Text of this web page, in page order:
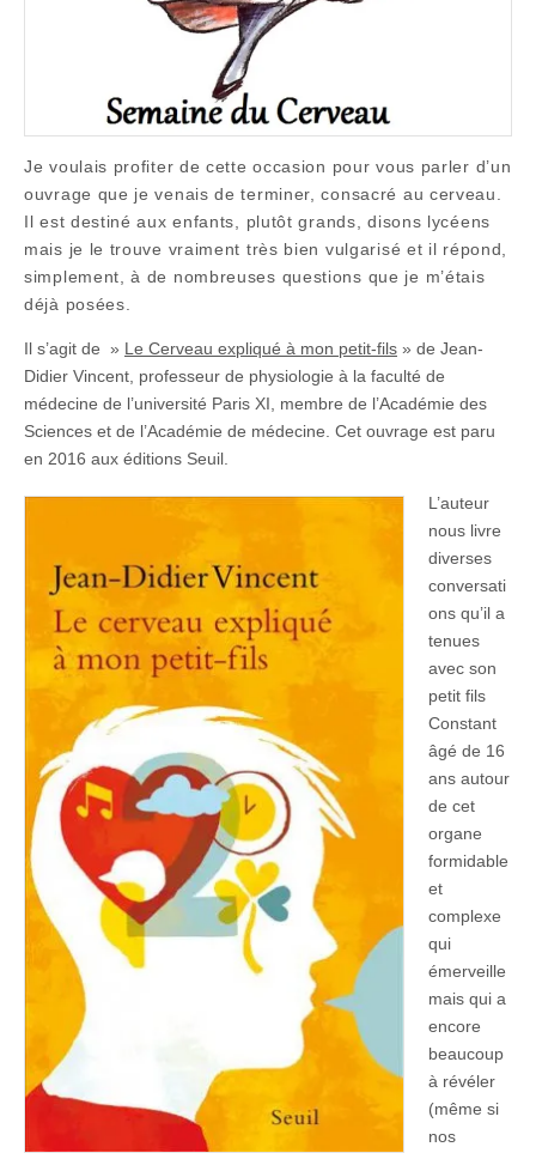
Je voulais profiter de cette occasion pour vous parler d’un
ouvrage que je venais de terminer, consacré au cerveau.
Il est destiné aux enfants, plutôt grands, disons lycéens
mais je le trouve vraiment très bien vulgarisé et il répond,
simplement, à de nombreuses questions que je m’étais
déjà posées.
Il s’agit de » Le Cerveau expliqué à mon petit-fils » de Jean-
Didier Vincent, professeur de physiologie à la faculté de
médecine de l’université Paris XI, membre de l’Académie des
Sciences et de l’Académie de médecine. Cet ouvrage est paru
en 2016 aux éditions Seuil.
L’auteur
nous livre
diverses
conversati
ons qu’il a
tenues
avec son
petit fils
Constant
âgé de 16
ans autour
de cet
organe
formidable
et
complexe
qui
émerveille
mais qui a
encore
beaucoup
à révéler
(même si
nos